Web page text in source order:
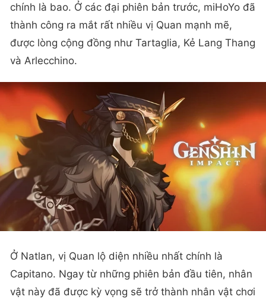
chính là bao. Ở các đại phiên bản trước, miHoYo đã
thành công ra mắt rất nhiều vị Quan mạnh mẽ,
được lòng cộng đồng như Tartaglia, Kẻ Lang Thang
và Arlecchino.
Ở Natlan, vị Quan lộ diện nhiều nhất chính là
Capitano. Ngay từ những phiên bản đầu tiên, nhân
vật này đã được kỳ vọng sẽ trở thành nhân vật chơi